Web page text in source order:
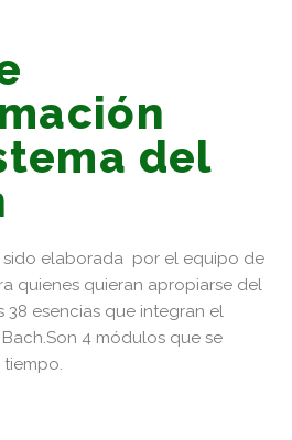
del
sido elaborada por el equipo de
quienes quieran apropiarse del
38 esencias que integran el
4 módulos que se
tiempo.